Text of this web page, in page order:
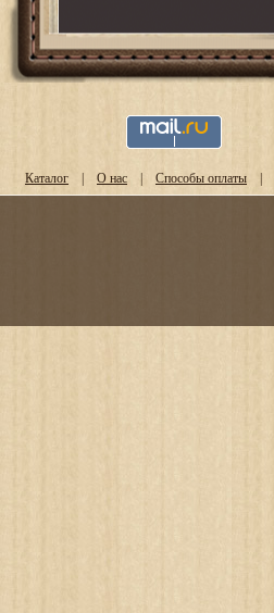
Каталог | О нас | Способы оплаты |